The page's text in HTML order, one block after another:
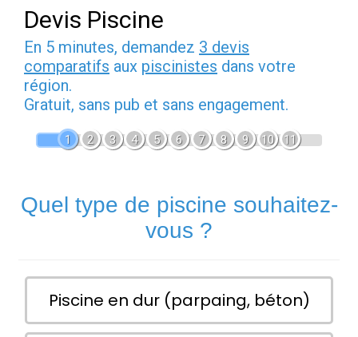
Devis Piscine
En 5 minutes, demandez 3 devis
comparatifs aux piscinistes dans votre
région.
Gratuit, sans pub et sans engagement.
1 2 3 4 5 6 7 8 9 10 11
Quel type de piscine souhaitez-
vous ?
Piscine en dur (parpaing, béton)